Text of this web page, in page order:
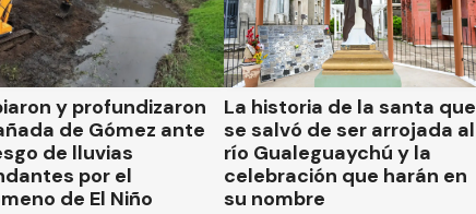
y profundizaron
de Gómez ante
de lluvias
por el
de El Niño
La historia de la santa que
se salvó de ser arrojada al
río Gualeguaychú y la
celebración que harán en
su nombre